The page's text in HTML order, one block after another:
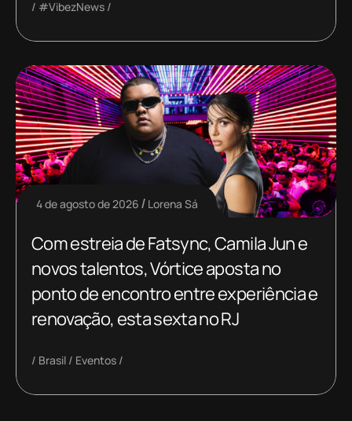
#VibezNews
4 de agosto de 2026 Lorena Sá
Com estreia de Fatsync, Camila Jun e
novos talentos, Vórtice aposta no
ponto de encontro entre experiência e
renovação, esta sexta no RJ
Brasil Eventos